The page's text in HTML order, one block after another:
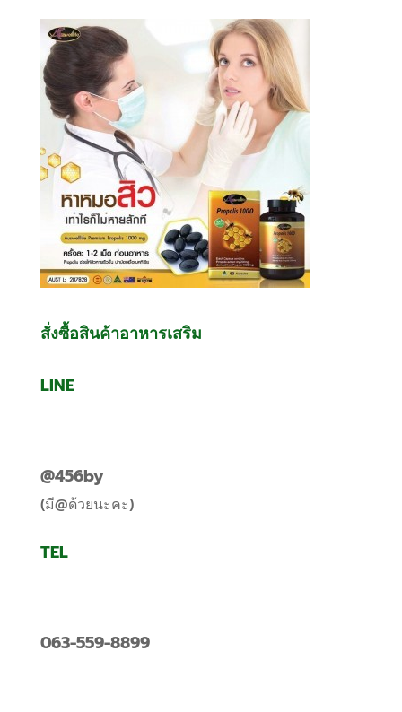
สั่งซื้อสินค้าอาหารเสริม
LINE
@456by
(มี@ด้วยนะคะ)
TEL
063-559-8899